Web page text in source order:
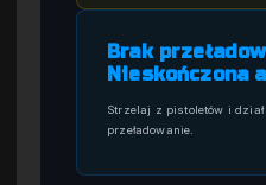
Brak
Nieskończona
Strzelaj z pistoletów i
przeładowanie.